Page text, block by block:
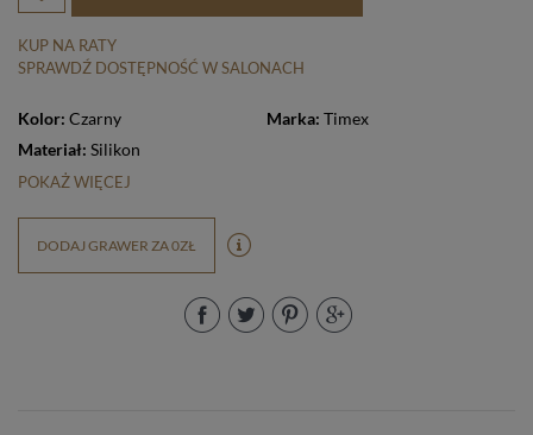
KUP NA RATY
SPRAWDŹ DOSTĘPNOŚĆ W SALONACH
Kolor: Czarny Marka: Timex
Materiał: Silikon
POKAŻ WIĘCEJ
DODAJ GRAWER ZA 0ZŁ